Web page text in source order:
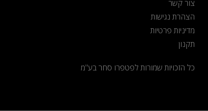
צור קשר
הצהרת נגישות
מדיניות פרטיות
תקנון
כל הזכויות שמורות לפטפרו סחר בע"מ